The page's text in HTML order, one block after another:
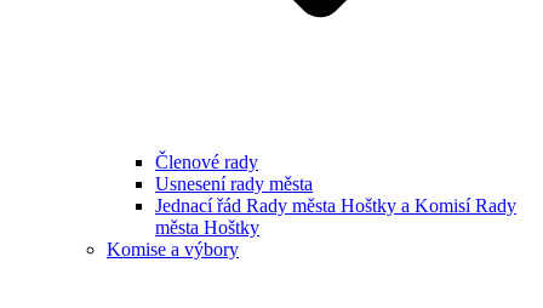
Členové rady
Usnesení rady města
Jednací řád Rady města Hoštky a Komisí Rady
města Hoštky
Komise a výbory